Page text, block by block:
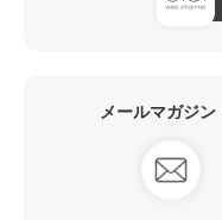
メールマガジン